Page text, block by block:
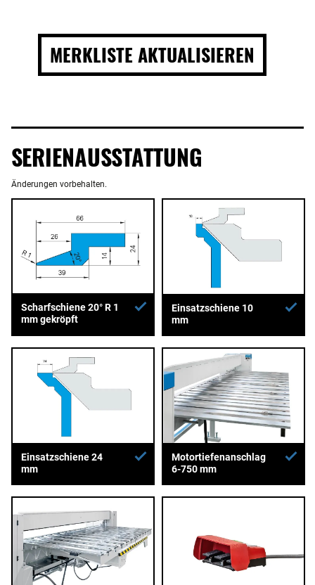
MERKLISTE AKTUALISIEREN
SERIENAUSSTATTUNG
Änderungen vorbehalten.
Scharfschiene 20° R 1
mm gekröpft
Einsatzschiene 10
mm
Einsatzschiene 24
mm
Motortiefenanschlag
6-750 mm